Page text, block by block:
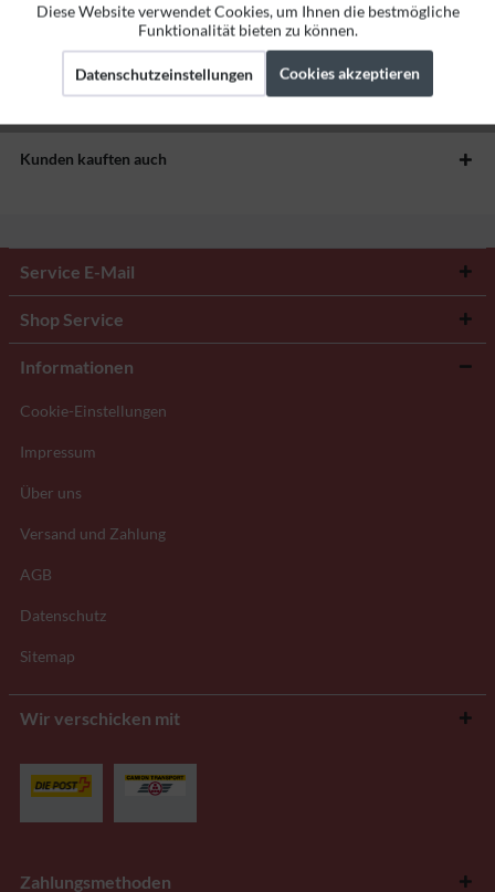
Herstellerangaben
Kunden kauften auch
Service E-Mail
Shop Service
Informationen
Cookie-Einstellungen
Impressum
Über uns
Versand und Zahlung
AGB
Datenschutz
Sitemap
Wir verschicken mit
Zahlungsmethoden
Funktionale Aktiv
Marketing Aktiv
Diese Website verwendet Cookies, um Ihnen die bestmögliche
Funktionalität bieten zu können.
Datenschutzeinstellungen Cookies akzeptieren